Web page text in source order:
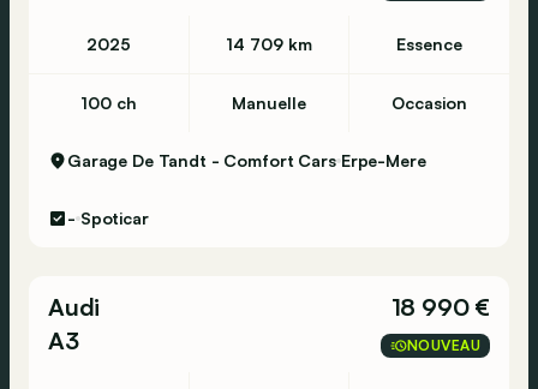
2025 14 709 km Essence
100 ch Manuelle Occasion
Garage De Tandt - Comfort Cars Erpe-Mere
- Spoticar
Audi
A3
18 990 €
NOUVEAU